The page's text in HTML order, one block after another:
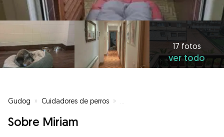
17 fotos
ver todo
Gudog » Cuidadores de perros »
Sobre Miriam